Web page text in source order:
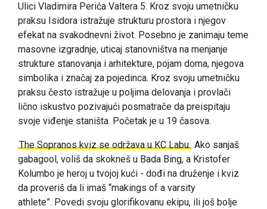
Ulici Vladimira Perića Valtera 5. Kroz svoju umetničku
praksu Isidora istražuje strukturu prostora i njegov
efekat na svakodnevni život. Posebno je zanimaju teme
masovne izgradnje, uticaj stanovništva na menjanje
strukture stanovanja i arhitekture, pojam doma, njegova
simbolika i značaj za pojedinca. Kroz svoju umetničku
praksu često istražuje u poljima delovanja i provlači
lično iskustvo pozivajući posmatrače da preispitaju
svoje viđenje staništa. Početak je u 19 časova.
The Sopranos kviz se održava u KC Labu. Ako sanjaš
gabagool, voliš da skokneš u Bada Bing, a Kristofer
Kolumbo je heroj u tvojoj kući - dođi na druženje i kviz
da proveriš da li imaš “makings of a varsity
athlete”. Povedi svoju glorifikovanu ekipu, ili još bolje